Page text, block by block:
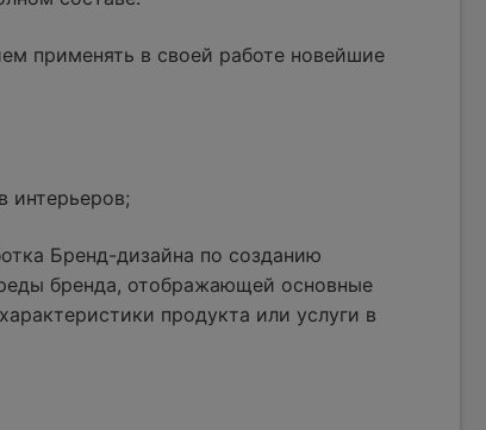
применять в своей работе новейшие
интерьеров;
Бренд-дизайна по созданию
бренда, отображающей основные
продукта или услуги в